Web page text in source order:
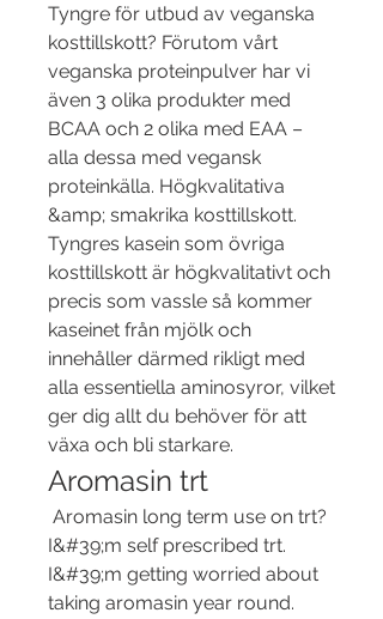
Tyngre för utbud av veganska
kosttillskott? Förutom vårt
veganska proteinpulver har vi
även 3 olika produkter med
BCAA och 2 olika med EAA –
alla dessa med vegansk
proteinkälla. Högkvalitativa
&amp; smakrika kosttillskott.
Tyngres kasein som övriga
kosttillskott är högkvalitativt och
precis som vassle så kommer
kaseinet från mjölk och
innehåller därmed rikligt med
alla essentiella aminosyror, vilket
ger dig allt du behöver för att
växa och bli starkare.
Aromasin trt
I&#39;m self prescribed trt.
I&#39;m getting worried about
taking aromasin year round.